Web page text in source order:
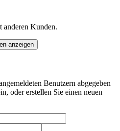
anderen Kunden.
anzeigen
Benutzern abgegeben
oder erstellen Sie einen neuen